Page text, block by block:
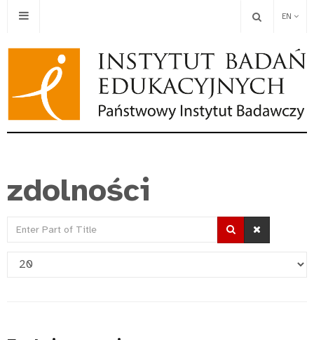
EN
zdolności
Enter
Display